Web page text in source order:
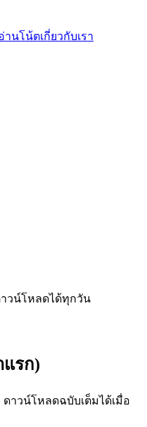
านโน้ตเกี่ยวกับเรา
วน์โหลดได้ทุกวัน
แรก)
าวน์โหลดฉบับเต็มได้เมื่อ